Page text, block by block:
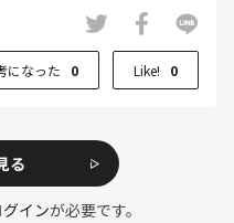
になった 0 Like! 0
る
インが必要です。